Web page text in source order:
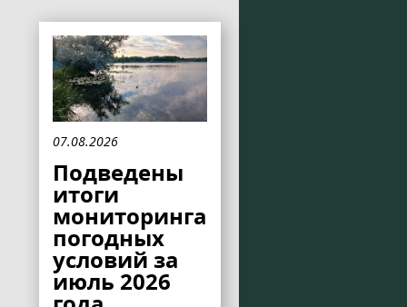
07.08.2026
Подведены
итоги
мониторинга
погодных
условий за
июль 2026